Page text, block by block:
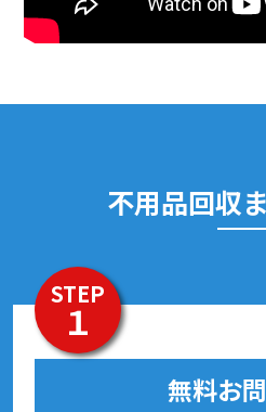
不用品回収
STEP
１
無料お